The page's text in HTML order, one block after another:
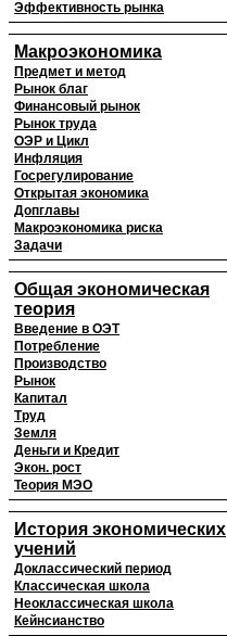
Эффективность рынка
Макроэкономика
Предмет и метод
Рынок благ
Финансовый рынок
Рынок труда
ОЭР и Цикл
Инфляция
Госрегулирование
Открытая экономика
Допглавы
Макроэкономика риска
Задачи
Общая экономическая
теория
Введение в ОЭТ
Потребление
Производство
Рынок
Капитал
Труд
Земля
Деньги и Кредит
Экон. рост
Теория МЭО
История экономических
учений
Доклассический период
Классическая школа
Неоклассическая школа
Кейнсианство